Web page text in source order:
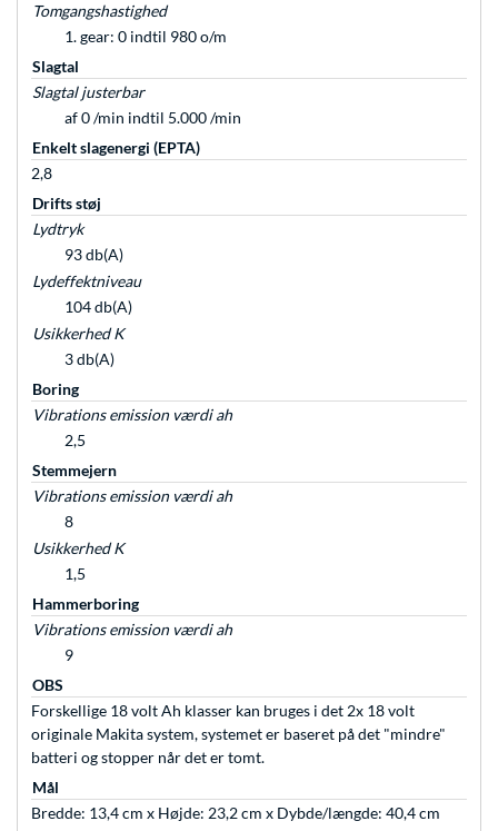
Tomgangshastighed
1. gear: 0 indtil 980 o/m
Slagtal
Slagtal justerbar
af 0 /min indtil 5.000 /min
Enkelt slagenergi (EPTA)
2,8
Drifts støj
Lydtryk
93 db(A)
Lydeffektniveau
104 db(A)
Usikkerhed K
3 db(A)
Boring
Vibrations emission værdi ah
2,5
Stemmejern
Vibrations emission værdi ah
8
Usikkerhed K
1,5
Hammerboring
Vibrations emission værdi ah
9
OBS
Forskellige 18 volt Ah klasser kan bruges i det 2x 18 volt
originale Makita system, systemet er baseret på det "mindre"
batteri og stopper når det er tomt.
Mål
Bredde: 13,4 cm x Højde: 23,2 cm x Dybde/længde: 40,4 cm